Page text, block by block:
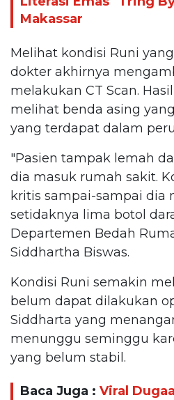
Makassar
Melihat kondisi Runi
dokter akhirnya
melakukan CT Scan.
melihat benda asing
yang terdapat dalam
"Pasien tampak lemah
dia masuk rumah sakit.
kritis sampai-sampai dia
setidaknya lima botol
Departemen Bedah
Siddhartha Biswas.
Kondisi Runi semakin
belum dapat dilakukan
Siddharta yang
menunggu seminggu
yang belum stabil.
Baca Juga : Viral